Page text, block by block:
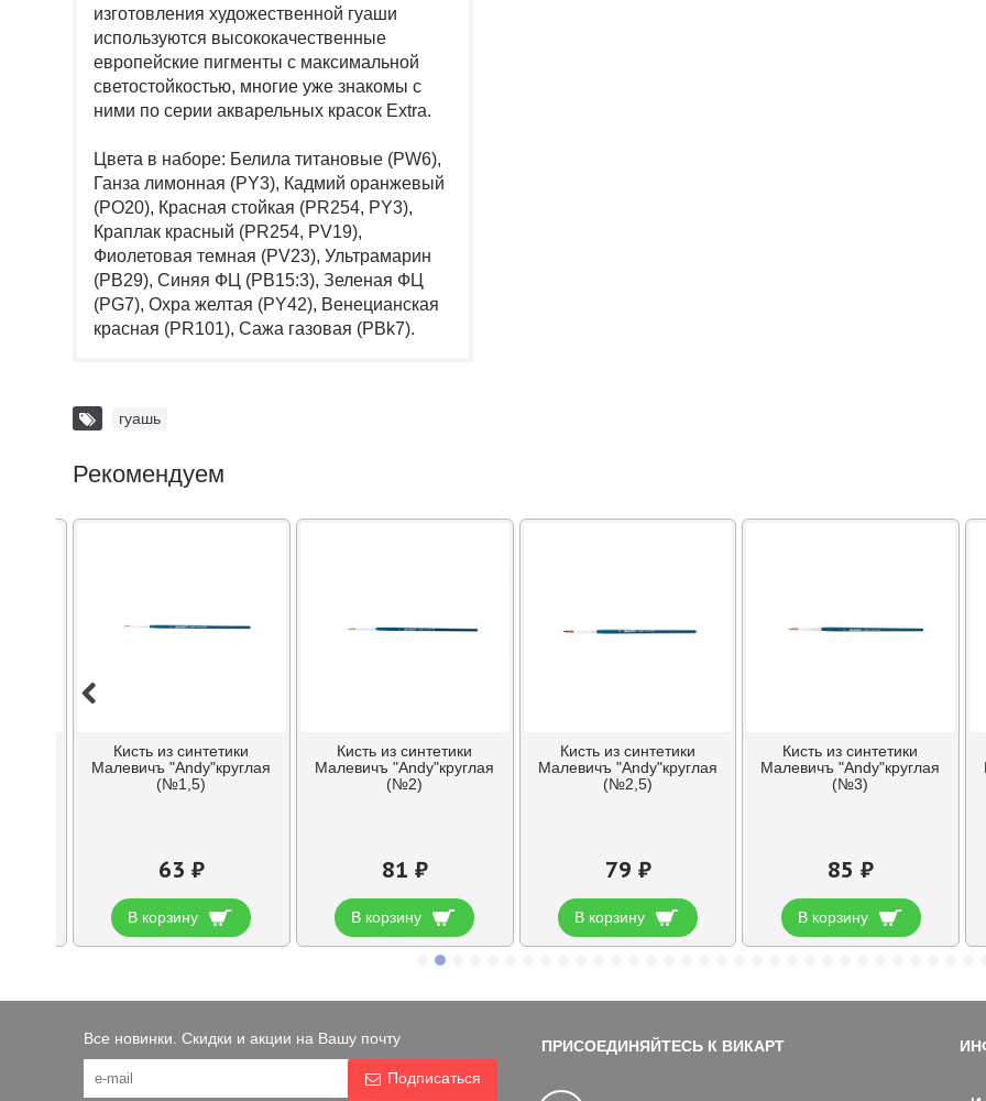
изготовления художественной гуаши
используются высококачественные
европейские пигменты с максимальной
светостойкостью, многие уже знакомы с
ними по серии акварельных красок Extra.
Цвета в наборе: Белила титановые (PW6),
Ганза лимонная (PY3), Кадмий оранжевый
(PO20), Красная стойкая (PR254, PY3),
Краплак красный (PR254, PV19),
Фиолетовая темная (PV23), Ультрамарин
(PB29), Синяя ФЦ (PB15:3), Зеленая ФЦ
(PG7), Охра желтая (PY42), Венецианская
красная (PR101), Сажа газовая (PBk7).
гуашь
Рекомендуем
Кисть из синтетики
Малевичъ "Andy"круглая
(№1,5)
63 ₽
В корзину
Кисть из синтетики
Малевичъ "Andy"круглая
(№2)
81 ₽
В корзину
Кисть из синтетики
Малевичъ "Andy"круглая
(№2,5)
79 ₽
В корзину
Кисть из синтетики
Малевичъ "Andy"круглая
(№3)
85 ₽
В корзину
Все новинки. Скидки и акции на Вашу почту
Подписаться
ПРИСОЕДИНЯЙТЕСЬ К ВИКАРТ